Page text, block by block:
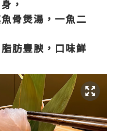
，
骨煲湯，一魚二
肪豐腴，口味鮮